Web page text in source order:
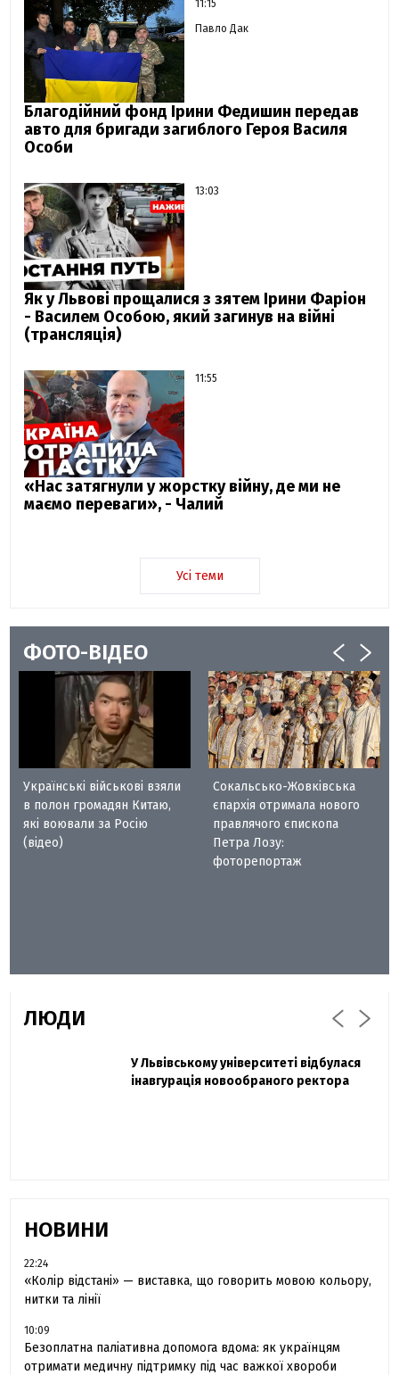
11:15
Павло Дак
Благодійний фонд Ірини Федишин передав
авто для бригади загиблого Героя Василя
Особи
13:03
Як у Львові прощалися з зятем Ірини Фаріон
- Василем Особою, який загинув на війні
(трансляція)
11:55
«Нас затягнули у жорстку війну, де ми не
маємо переваги», - Чалий
Усі теми
ФОТО-ВІДЕО
Українські військові взяли
в полон громадян Китаю,
які воювали за Росію
(відео)
Сокальсько-Жовківська
єпархія отримала нового
правлячого єпископа
Петра Лозу:
фоторепортаж
ЛЮДИ
Павло Дак
Захисник "Азовсталі" Діанов вдруге
одружився та показав фото з весілля
У Львівському університеті відбулася
інавгурація новообраного ректора
НОВИНИ
22:24
«Колір відстані» — виставка, що говорить мовою кольору,
нитки та лінії
10:09
Безоплатна паліативна допомога вдома: як українцям
отримати медичну підтримку під час важкої хвороби